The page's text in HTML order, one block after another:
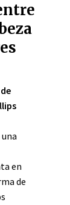
en
de